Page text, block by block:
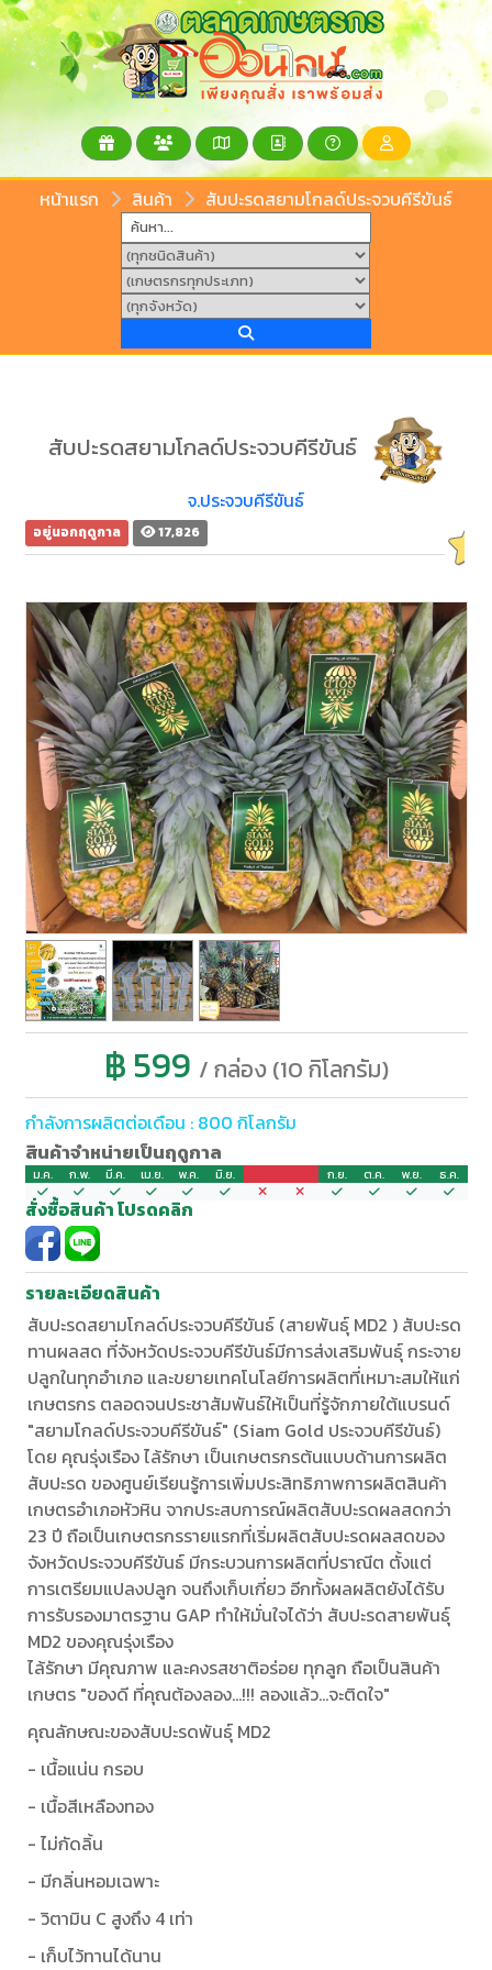
หน้าแรก สินค้า สับปะรดสยามโกลด์ประจวบคีรีขันธ์
สับปะรดสยามโกลด์ประจวบคีรีขันธ์
จ.ประจวบคีรีขันธ์
อยู่นอกฤดูกาล 17,826
฿ 599 / กล่อง (10 กิโลกรัม)
กำลังการผลิตต่อเดือน : 800 กิโลกรัม
สินค้าจำหน่ายเป็นฤดูกาล
ม.ค. ก.พ. มี.ค. เม.ย. พ.ค. มิ.ย. ก.ย. ต.ค. พ.ย. ธ.ค.
สั่งซื้อสินค้า โปรดคลิก
รายละเอียดสินค้า
สับปะรดสยามโกลด์ประจวบคีรีขันธ์ (สายพันธุ์ MD2 ) สับปะรด
ทานผลสด ที่จังหวัดประจวบคีรีขันธ์มีการส่งเสริมพันธุ์ กระจาย
ปลูกในทุกอำเภอ และขยายเทคโนโลยีการผลิตที่เหมาะสมให้แก่
เกษตรกร ตลอดจนประชาสัมพันธ์ให้เป็นที่รู้จักภายใต้แบรนด์
"สยามโกลด์ประจวบคีรีขันธ์" (Siam Gold ประจวบคีรีขันธ์)
โดย คุณรุ่งเรือง ไล้รักษา เป็นเกษตรกรต้นแบบด้านการผลิต
สับปะรด ของศูนย์เรียนรู้การเพิ่มประสิทธิภาพการผลิตสินค้า
เกษตรอำเภอหัวหิน จากประสบการณ์ผลิตสับปะรดผลสดกว่า
23 ปี ถือเป็นเกษตรกรรายแรกที่เริ่มผลิตสับปะรดผลสดของ
จังหวัดประจวบคีรีขันธ์ มีกระบวนการผลิตที่ปราณีต ตั้งแต่
การเตรียมแปลงปลูก จนถึงเก็บเกี่ยว อีกทั้งผลผลิตยังได้รับ
การรับรองมาตรฐาน GAP ทำให้มั่นใจได้ว่า สับปะรดสายพันธุ์
MD2 ของคุณรุ่งเรือง
ไล้รักษา มีคุณภาพ และคงรสชาติอร่อย ทุกลูก ถือเป็นสินค้า
เกษตร "ของดี ที่คุณต้องลอง...!!! ลองแล้ว...จะติดใจ"
คุณลักษณะของสับปะรดพันธุ์ MD2
- เนื้อแน่น กรอบ
- เนื้อสีเหลืองทอง
- ไม่กัดลิ้น
- มีกลิ่นหอมเฉพาะ
- วิตามิน C สูงถึง 4 เท่า
- เก็บไว้ทานได้นาน